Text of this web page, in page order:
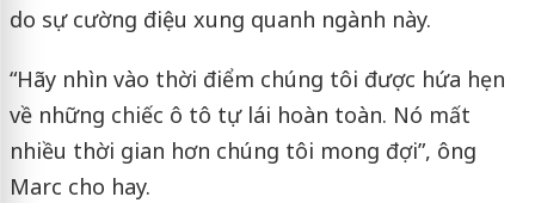
do sự cường điệu xung quanh ngành này.
“Hãy nhìn vào thời điểm chúng tôi được hứa hẹn
về những chiếc ô tô tự lái hoàn toàn. Nó mất
nhiều thời gian hơn chúng tôi mong đợi”, ông
Marc cho hay.